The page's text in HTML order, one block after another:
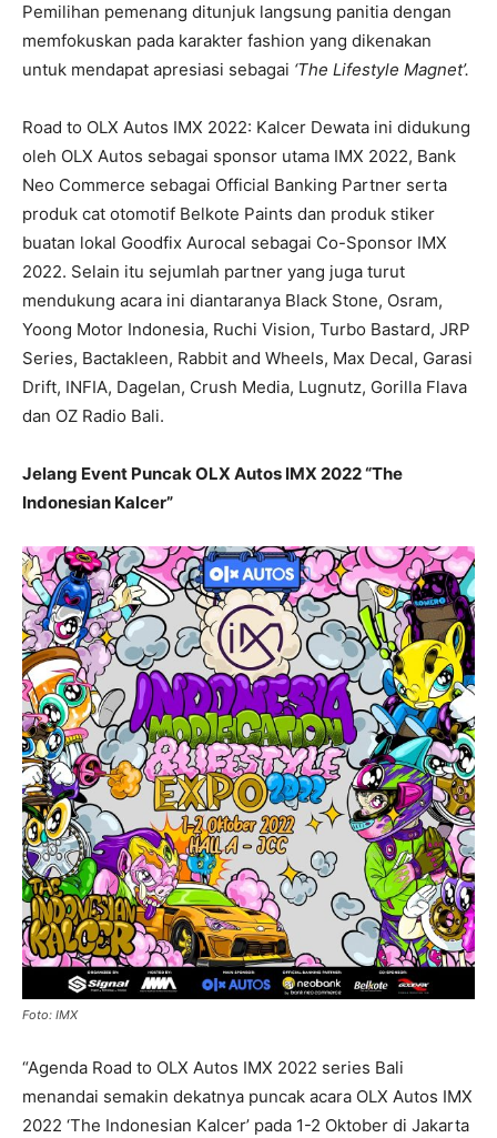
Pemilihan pemenang ditunjuk langsung panitia dengan
memfokuskan pada karakter fashion yang dikenakan
untuk mendapat apresiasi sebagai ‘The Lifestyle Magnet’.
Road to OLX Autos IMX 2022: Kalcer Dewata ini didukung
oleh OLX Autos sebagai sponsor utama IMX 2022, Bank
Neo Commerce sebagai Official Banking Partner serta
produk cat otomotif Belkote Paints dan produk stiker
buatan lokal Goodfix Aurocal sebagai Co-Sponsor IMX
2022. Selain itu sejumlah partner yang juga turut
mendukung acara ini diantaranya Black Stone, Osram,
Yoong Motor Indonesia, Ruchi Vision, Turbo Bastard, JRP
Series, Bactakleen, Rabbit and Wheels, Max Decal, Garasi
Drift, INFIA, Dagelan, Crush Media, Lugnutz, Gorilla Flava
dan OZ Radio Bali.
Jelang Event Puncak OLX Autos IMX 2022 “The
Indonesian Kalcer”
Foto: IMX
“Agenda Road to OLX Autos IMX 2022 series Bali
menandai semakin dekatnya puncak acara OLX Autos IMX
2022 ‘The Indonesian Kalcer’ pada 1-2 Oktober di Jakarta